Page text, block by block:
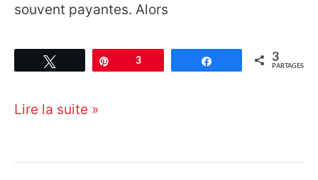
souvent payantes. Alors
Tweetez Épingle
3 Partagez 3
PARTAGES
Les
Lire la suite »